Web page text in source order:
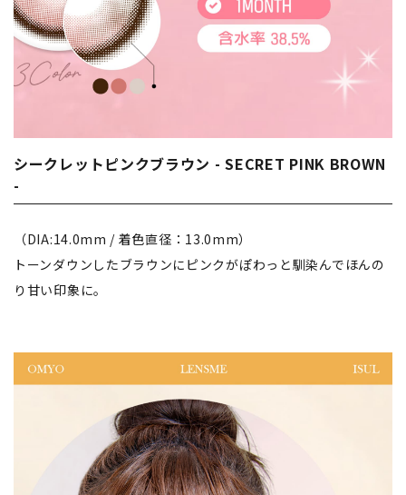
シークレットピンクブラウン - SECRET PINK BROWN
-
（DIA:14.0mm / 着色直径：13.0mm）
トーンダウンしたブラウンにピンクがぽわっと馴染んでほんの
り甘い印象に。